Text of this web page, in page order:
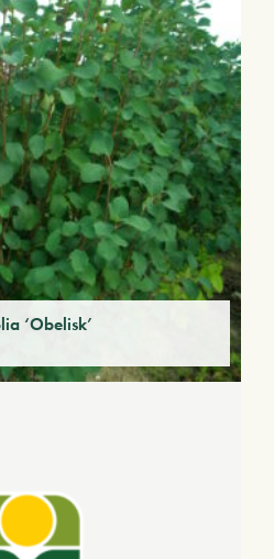
‘Obelisk’